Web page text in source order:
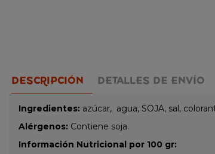
DESCRIPCIÓN DETALLES DE ENVÍO
Ingredientes: azúcar, agua, SOJA, sal,
Alérgenos: Contiene soja.
Información Nutricional por 100 gr: